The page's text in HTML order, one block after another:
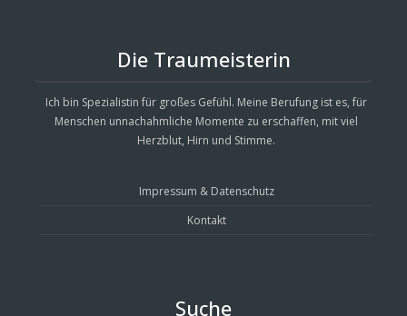
Die Traumeisterin
Ich bin Spezialistin für großes Gefühl. Meine Berufung ist es, für
Menschen unnachahmliche Momente zu erschaffen, mit viel
Herzblut, Hirn und Stimme.
Impressum & Datenschutz
Kontakt
Suche